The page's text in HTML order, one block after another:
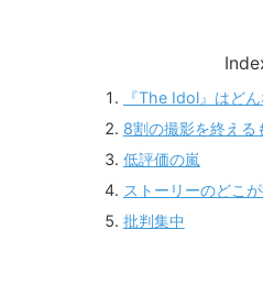
『The Idol』はど
8割の撮影を終える
低評価の嵐
ストーリーのどこ
批判集中